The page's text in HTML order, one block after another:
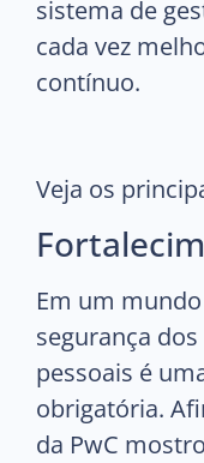
sistema de
cada vez
contínuo.
Veja os
Em um
segurança
pessoais é
obrigatória.
da PwC